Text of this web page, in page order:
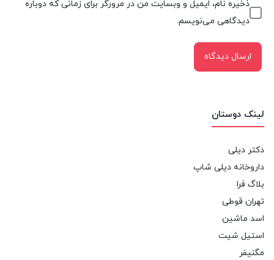
لینک دوستان
دکتر دیلی
داروخانه دیلی شاپ
بلاگ فرا
تهران قوطی
اسد ماشین
استیل شیت
مگنیفر
ذخیره نام، ایمیل و وبسایت من در مرورگر برای زمانی که دوباره
دیدگاهی می‌نویسم.